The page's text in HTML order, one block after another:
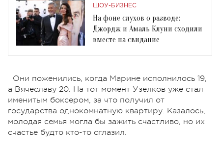
развод
ШОУ-БИЗНЕС
На фоне слухов о разводе:
Джордж и Амаль Клуни сходили
вместе на свидание
Они поженились, когда Марине исполнилось 19,
а Вячеславу 20. На тот момент Узелков уже стал
именитым боксером, за что получил от
государства однокомнатную квартиру. Казалось,
молодая семья могла бы зажить счастливо, но их
счастье будто кто-то сглазил.